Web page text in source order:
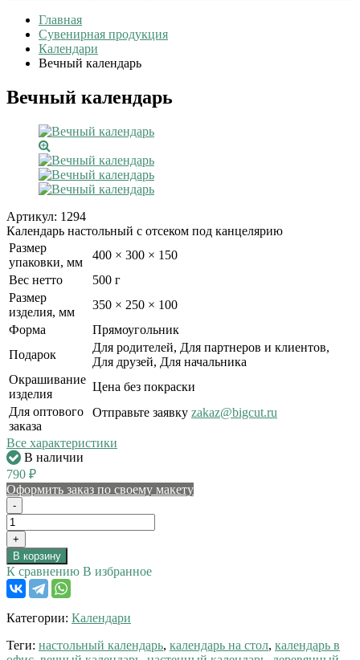
Главная
Сувенирная продукция
Календари
Вечный календарь
Вечный календарь
Артикул: 1294
Календарь настольный с отсеком под канцелярию
Размер
упаковки, мм
400 × 300 × 150
Вес нетто
500 г
Размер
изделия, мм
350 × 250 × 100
Форма
Прямоугольник
Подарок
Для родителей, Для партнеров и клиентов,
Для друзей, Для начальника
Окрашивание
изделия
Цена без покраски
Для оптового
заказа
Отправьте заявку zakaz@bigcut.ru
Все характеристики
В наличии
790 ₽
Оформить заказ по своему макету
-
+
В корзину
К сравнению В избранное
Категории: Календари
Теги: настольный календарь, календарь на стол, календарь в